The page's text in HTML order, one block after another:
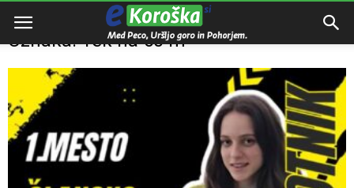
Domov Tek na 60 m
Oznaka: Tek na 60 m